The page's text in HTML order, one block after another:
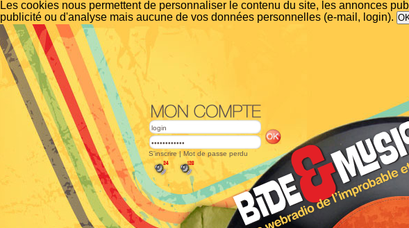
Les cookies nous permettent de personnaliser le contenu du site, les annonces
publicité ou d'analyse mais aucune de vos données personnelles (e-mail, login).
S'inscrire | Mot de passe perdu